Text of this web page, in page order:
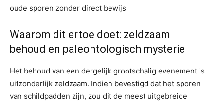
oude sporen zonder direct bewijs.
Waarom dit ertoe doet: zeldzaam
behoud en paleontologisch mysterie
Het behoud van een dergelijk grootschalig evenement is
uitzonderlijk zeldzaam. Indien bevestigd dat het sporen
van schildpadden zijn, zou dit de meest uitgebreide